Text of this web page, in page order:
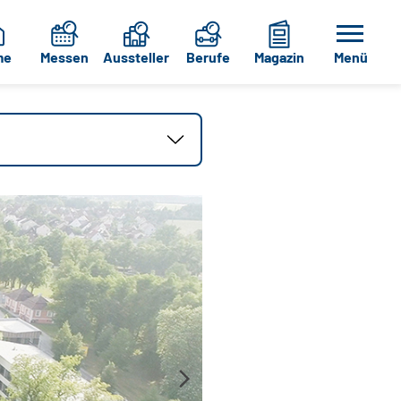
Messen Aussteller Berufe Magazin Menü